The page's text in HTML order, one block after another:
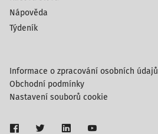
Nápověda
Týdeník
Informace o zpracování osobních údajů
Obchodní podmínky
Nastavení souborů cookie